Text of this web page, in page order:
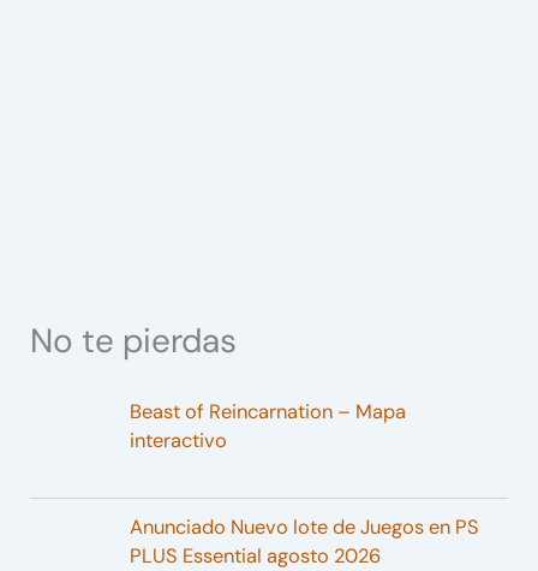
No te pierdas
Beast of Reincarnation – Mapa
interactivo
Anunciado Nuevo lote de Juegos en PS
PLUS Essential agosto 2026